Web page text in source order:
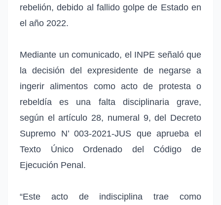
rebelión, debido al fallido golpe de Estado en
el año 2022.
Mediante un comunicado, el INPE señaló que
la decisión del expresidente de negarse a
ingerir alimentos como acto de protesta o
rebeldía es una falta disciplinaria grave,
según el artículo 28, numeral 9, del Decreto
Supremo N’ 003-2021-JUS que aprueba el
Texto Único Ordenado del Código de
Ejecución Penal.
“Este acto de indisciplina trae como